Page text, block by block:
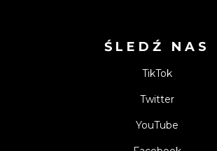
ŚLEDŹ NAS
TikTok
Twitter
YouTube